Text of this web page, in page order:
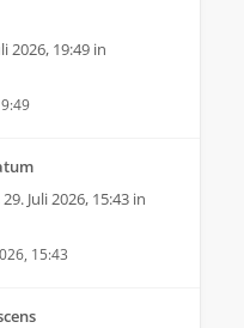
2026, 19:49 in
29. Juli 2026, 15:43 in
15:43